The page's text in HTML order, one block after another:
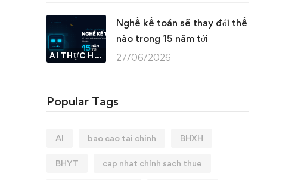
AI THỰC HÀNH
Nghề kế toán sẽ thay đổi thế
nào trong 15 năm tới
27/06/2026
Popular Tags
AI bao cao tai chinh BHXH
BHYT cap nhat chinh sach thue